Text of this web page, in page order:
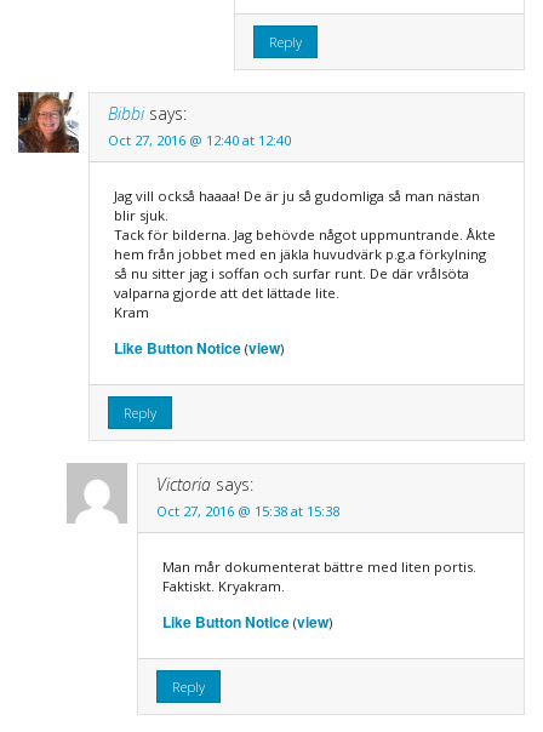
Reply
Bibbi says:
Oct 27, 2016 @ 12:40 at 12:40
Jag vill också haaaa! De är ju så gudomliga så man nästan
blir sjuk.
Tack för bilderna. Jag behövde något uppmuntrande. Åkte
hem från jobbet med en jäkla huvudvärk p.g.a förkylning
så nu sitter jag i soffan och surfar runt. De där vrålsöta
valparna gjorde att det lättade lite.
Kram
Like Button Notice(view)
Reply
Victoria says:
Oct 27, 2016 @ 15:38 at 15:38
Man mår dokumenterat bättre med liten portis.
Faktiskt. Kryakram.
Like Button Notice(view)
Reply